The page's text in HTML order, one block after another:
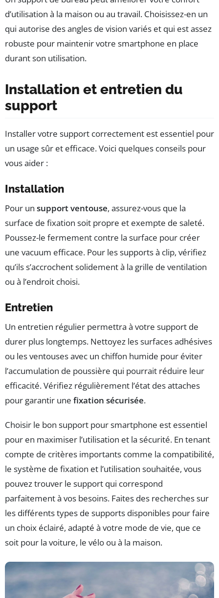
d’utilisation à la maison ou au travail. Choisissez-en un
qui autorise des angles de vision variés et qui est assez
robuste pour maintenir votre smartphone en place
durant son utilisation.
Installation et entretien du
support
Installer votre support correctement est essentiel pour
un usage sûr et efficace. Voici quelques conseils pour
vous aider :
Installation
Pour un support ventouse, assurez-vous que la
surface de fixation soit propre et exempte de saleté.
Poussez-le fermement contre la surface pour créer
une vacuum efficace. Pour les supports à clip, vérifiez
qu’ils s’accrochent solidement à la grille de ventilation
ou à l’endroit choisi.
Entretien
Un entretien régulier permettra à votre support de
durer plus longtemps. Nettoyez les surfaces adhésives
ou les ventouses avec un chiffon humide pour éviter
l’accumulation de poussière qui pourrait réduire leur
efficacité. Vérifiez régulièrement l’état des attaches
pour garantir une fixation sécurisée.
Choisir le bon support pour smartphone est essentiel
pour en maximiser l’utilisation et la sécurité. En tenant
compte de critères importants comme la compatibilité,
le système de fixation et l’utilisation souhaitée, vous
pouvez trouver le support qui correspond
parfaitement à vos besoins. Faites des recherches sur
les différents types de supports disponibles pour faire
un choix éclairé, adapté à votre mode de vie, que ce
soit pour la voiture, le vélo ou à la maison.